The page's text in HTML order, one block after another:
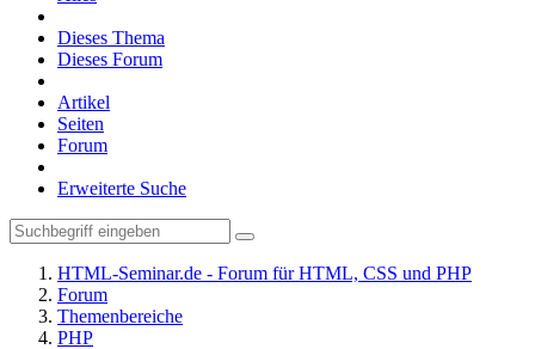
Dieses Thema
Dieses Forum
Artikel
Seiten
Forum
Erweiterte Suche
HTML-Seminar.de - Forum für HTML, CSS und PHP
Forum
Themenbereiche
PHP